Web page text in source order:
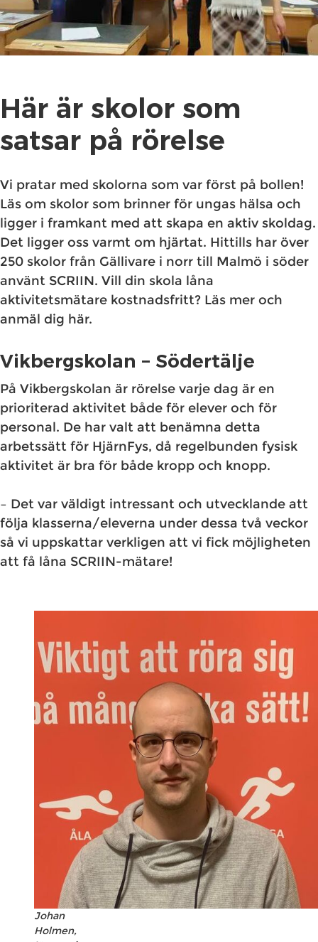
Här är skolor som
satsar på rörelse
Vi pratar med skolorna som var först på bollen!
Läs om skolor som brinner för ungas hälsa och
ligger i framkant med att skapa en aktiv skoldag.
Det ligger oss varmt om hjärtat. Hittills har över
250 skolor från Gällivare i norr till Malmö i söder
använt SCRIIN. Vill din skola låna
aktivitetsmätare kostnadsfritt? Läs mer och
anmäl dig här.
Vikbergskolan – Södertälje
På Vikbergskolan är rörelse varje dag är en
prioriterad aktivitet både för elever och för
personal. De har valt att benämna detta
arbetssätt för HjärnFys, då regelbunden fysisk
aktivitet är bra för både kropp och knopp.
– Det var väldigt intressant och utvecklande att
följa klasserna/eleverna under dessa två veckor
så vi uppskattar verkligen att vi fick möjligheten
att få låna SCRIIN-mätare!
Johan
Holmen,